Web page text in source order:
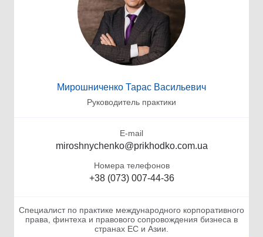
Мирошниченко Тарас Васильевич
Руководитель практики
E-mail
miroshnychenko@prikhodko.com.ua
Номера телефонов
+38 (073) 007-44-36
Специалист по практике международного корпоративного
права, финтеха и правового сопровождения бизнеса в
странах ЕС и Азии.